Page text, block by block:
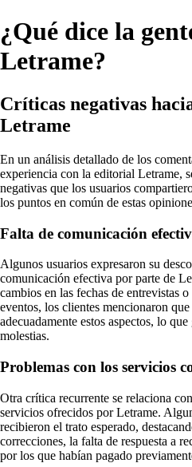
¿Qué dice la
Letrame?
Críticas negativas
Letrame
En un análisis detallado de los
experiencia con la editorial Letrame,
negativas que los usuarios
los puntos en común de estas
Falta de comunicación
Algunos usuarios expresaron su
comunicación efectiva por parte de
cambios en las fechas de entrevistas
eventos, los clientes mencionaron
adecuadamente estos aspectos, lo
molestias.
Problemas con los servicios
Otra crítica recurrente se relaciona
servicios ofrecidos por Letrame.
recibieron el trato esperado,
correcciones, la falta de respuesta a
por los que habían pagado